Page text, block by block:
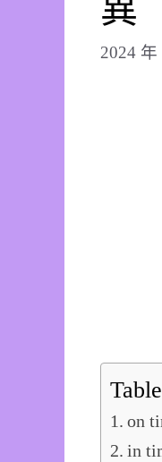
異
2024 年
on
in